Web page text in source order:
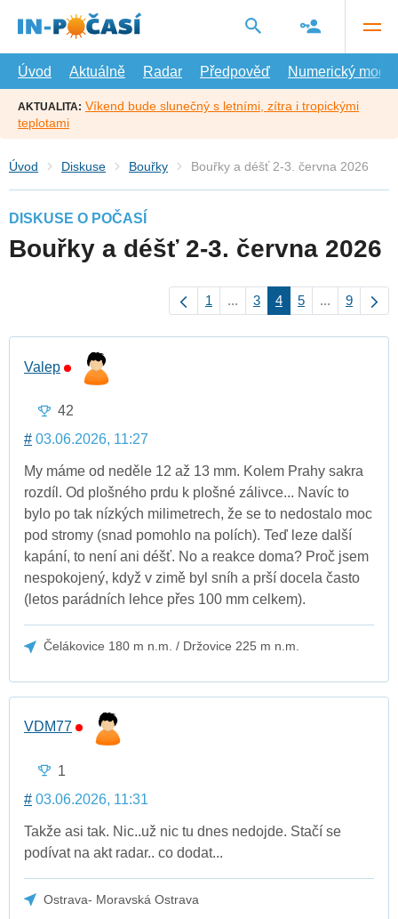
hlavní
Úvod
Aktuálně Radar Předpověď Numerický model
AKTUALITA: Víkend bude slunečný s letními, zítra i tropickými
teplotami
Úvod Diskuse Bouřky Bouřky a déšť 2-3. června 2026
DISKUSE O POČASÍ
Bouřky a déšť 2-3. června 2026
1 ... 3 4 5 ... 9
Valep
42
# 03.06.2026, 11:27
My máme od neděle 12 až 13 mm. Kolem Prahy sakra
rozdíl. Od plošného prdu k plošné zálivce... Navíc to
bylo po tak nízkých milimetrech, že se to nedostalo moc
pod stromy (snad pomohlo na polích). Teď leze další
kapání, to není ani déšť. No a reakce doma? Proč jsem
nespokojený, když v zimě byl sníh a prší docela často
(letos parádních lehce přes 100 mm celkem).
Čelákovice 180 m n.m. / Držovice 225 m n.m.
VDM77
1
# 03.06.2026, 11:31
Takže asi tak. Nic..už nic tu dnes nedojde. Stačí se
podívat na akt radar.. co dodat...
Ostrava- Moravská Ostrava